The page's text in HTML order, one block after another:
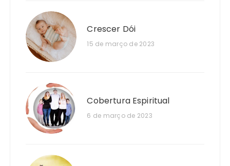
Crescer Dói
15 de março de 2023
Cobertura Espiritual
6 de março de 2023